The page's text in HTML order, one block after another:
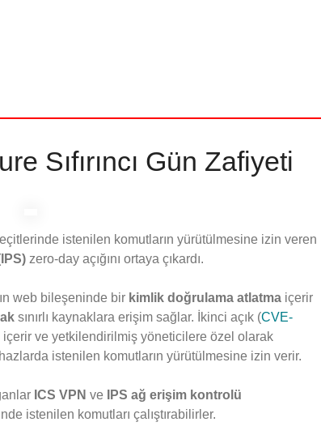
Sıfırıncı Gün Zafiyeti
istenilen komutların yürütülmesine izin veren
zero-day açığını ortaya çıkardı.
web bileşeninde bir kimlik doğrulama atlatma içerir
sınırlı kaynaklara erişim sağlar. İkinci açık (CVE-
içerir ve yetkilendirilmiş yöneticilere özel olarak
istenilen komutların yürütülmesine izin verir.
ICS VPN ve
IPS ağ erişim kontrolü
istenilen komutları çalıştırabilirler.